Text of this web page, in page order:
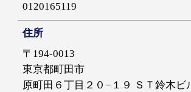
0120165119
住所
〒194-0013
東京都町田市
原町田６丁目２０−１９ ＳＴ鈴木ビ